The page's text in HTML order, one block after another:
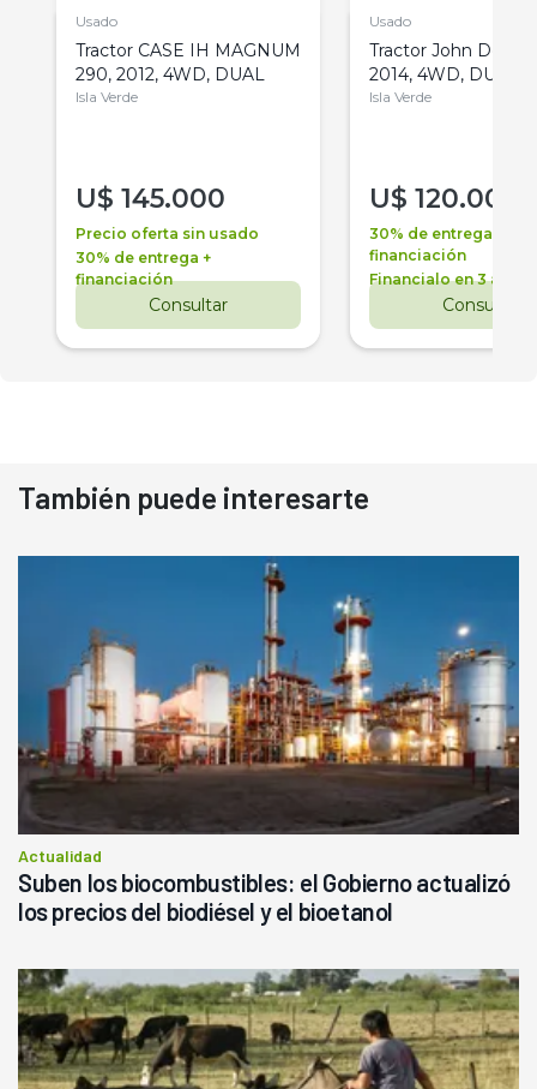
Usado
Tractor CASE IH MAGNUM
290, 2012, 4WD, DUAL
Isla Verde
U$ 145.000
Precio oferta sin usado
30% de entrega +
financiación
Consultar
Usado
Tractor John Deere
2014, 4WD, DUAL
Isla Verde
U$ 120.000
30% de entrega +
financiación
Financialo en 3 años
Consultar
También puede interesarte
Actualidad
Suben los biocombustibles: el Gobierno actualizó
los precios del biodiésel y el bioetanol